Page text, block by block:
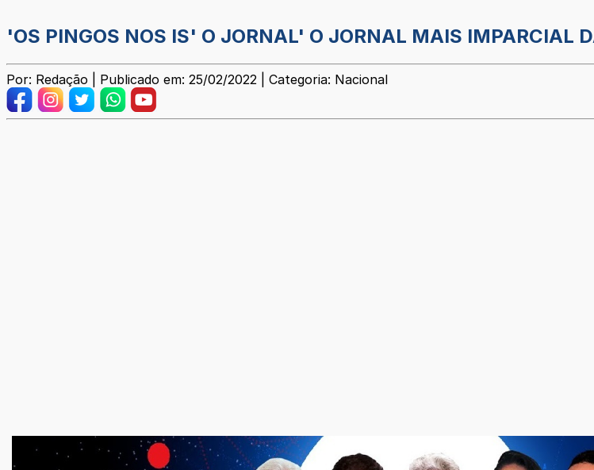
'OS PINGOS NOS IS' O JORNAL' O JORNAL MAIS IMPARCIAL
Por: Redação | Publicado em: 25/02/2022 | Categoria: Nacional